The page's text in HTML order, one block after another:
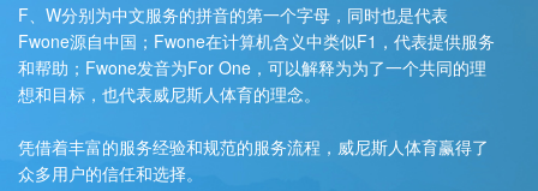
F、W分别为中文服务的拼音的第一个字母，同时也是代表
Fwone源自中国；Fwone在计算机含义中类似F1，代表提供服务
和帮助；Fwone发音为For One，可以解释为为了一个共同的理
想和目标，也代表威尼斯人体育的理念。
凭借着丰富的服务经验和规范的服务流程，威尼斯人体育赢得了
众多用户的信任和选择。